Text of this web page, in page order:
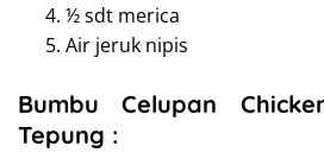
½ sdt merica
Air jeruk nipis
Bumbu Celupan
Tepung :